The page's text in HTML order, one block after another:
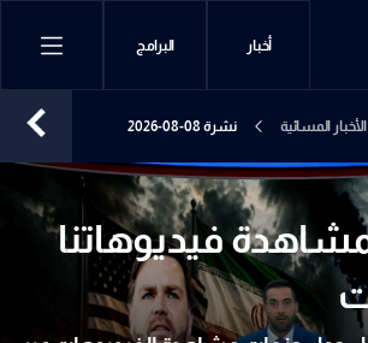
أخبار البرامج
المسائية نشرة 08-08-2026
فيديوهاتنا